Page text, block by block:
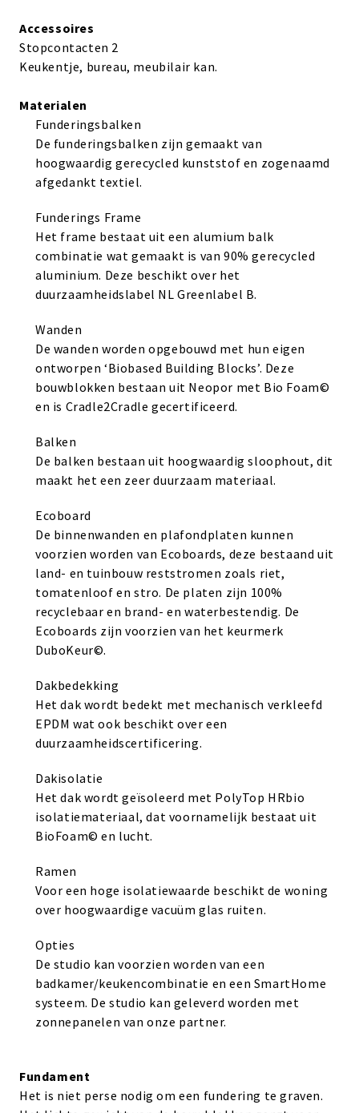
Accessoires
Stopcontacten 2
Keukentje, bureau, meubilair kan.
Materialen
Funderingsbalken
De funderingsbalken zijn gemaakt van
hoogwaardig gerecycled kunststof en zogenaamd
afgedankt textiel.
Funderings Frame
Het frame bestaat uit een alumium balk
combinatie wat gemaakt is van 90% gerecycled
aluminium. Deze beschikt over het
duurzaamheidslabel NL Greenlabel B.
Wanden
De wanden worden opgebouwd met hun eigen
ontworpen ‘Biobased Building Blocks’. Deze
bouwblokken bestaan uit Neopor met Bio Foam©
en is Cradle2Cradle gecertificeerd.
Balken
De balken bestaan uit hoogwaardig sloophout, dit
maakt het een zeer duurzaam materiaal.
Ecoboard
De binnenwanden en plafondplaten kunnen
voorzien worden van Ecoboards, deze bestaand uit
land- en tuinbouw reststromen zoals riet,
tomatenloof en stro. De platen zijn 100%
recyclebaar en brand- en waterbestendig. De
Ecoboards zijn voorzien van het keurmerk
DuboKeur©.
Dakbedekking
Het dak wordt bedekt met mechanisch verkleefd
EPDM wat ook beschikt over een
duurzaamheidscertificering.
Dakisolatie
Het dak wordt geïsoleerd met PolyTop HRbio
isolatiemateriaal, dat voornamelijk bestaat uit
BioFoam© en lucht.
Ramen
Voor een hoge isolatiewaarde beschikt de woning
over hoogwaardige vacuüm glas ruiten.
Opties
De studio kan voorzien worden van een
badkamer/keukencombinatie en een SmartHome
systeem. De studio kan geleverd worden met
zonnepanelen van onze partner.
Fundament
Het is niet perse nodig om een fundering te graven.